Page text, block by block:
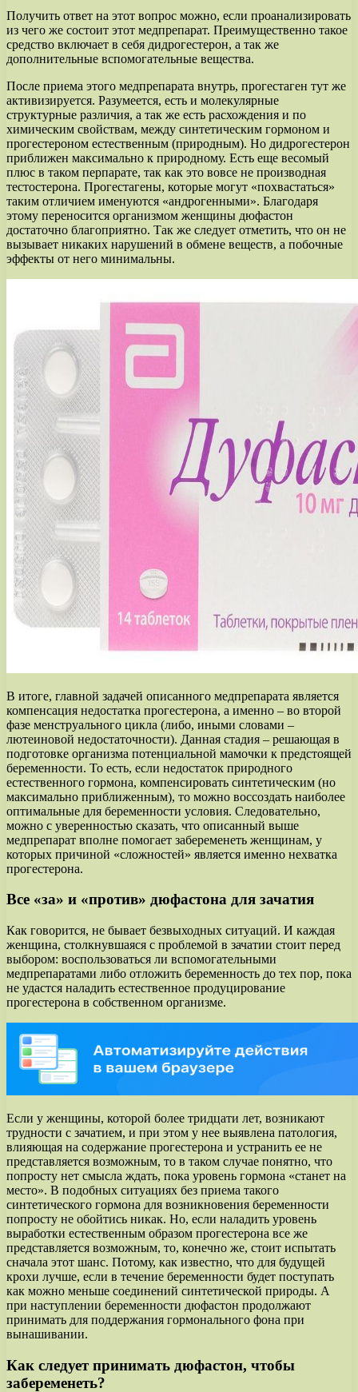
Получить ответ на этот вопрос можно, если проанализировать
из чего же состоит этот медпрепарат. Преимущественно такое
средство включает в себя дидрогестерон, а так же
дополнительные вспомогательные вещества.
После приема этого медпрепарата внутрь, прогестаген тут же
активизируется. Разумеется, есть и молекулярные
структурные различия, а так же есть расхождения и по
химическим свойствам, между синтетическим гормоном и
прогестероном естественным (природным). Но дидрогестерон
приближен максимально к природному. Есть еще весомый
плюс в таком перпарате, так как это вовсе не производная
тестостерона. Прогестагены, которые могут «похвастаться»
таким отличием именуются «андрогенными». Благодаря
этому переносится организмом женщины дюфастон
достаточно благоприятно. Так же следует отметить, что он не
вызывает никаких нарушений в обмене веществ, а побочные
эффекты от него минимальны.
В итоге, главной задачей описанного медпрепарата является
компенсация недостатка прогестерона, а именно – во второй
фазе менструального цикла (либо, иными словами –
лютеиновой недостаточности). Данная стадия – решающая в
подготовке организма потенциальной мамочки к предстоящей
беременности. То есть, если недостаток природного
естественного гормона, компенсировать синтетическим (но
максимально приближенным), то можно воссоздать наиболее
оптимальные для беременности условия. Следовательно,
можно с уверенностью сказать, что описанный выше
медпрепарат вполне помогает забеременеть женщинам, у
которых причиной «сложностей» является именно нехватка
прогестерона.
Все «за» и «против» дюфастона для зачатия
Как говорится, не бывает безвыходных ситуаций. И каждая
женщина, столкнувшаяся с проблемой в зачатии стоит перед
выбором: воспользоваться ли вспомогательными
медпрепаратами либо отложить беременность до тех пор, пока
не удастся наладить естественное продуцирование
прогестерона в собственном организме.
Если у женщины, которой более тридцати лет, возникают
трудности с зачатием, и при этом у нее выявлена патология,
влияющая на содержание прогестерона и устранить ее не
представляется возможным, то в таком случае понятно, что
попросту нет смысла ждать, пока уровень гормона «станет на
место». В подобных ситуациях без приема такого
синтетического гормона для возникновения беременности
попросту не обойтись никак. Но, если наладить уровень
выработки естественным образом прогестерона все же
представляется возможным, то, конечно же, стоит испытать
сначала этот шанс. Потому, как известно, что для будущей
крохи лучше, если в течение беременности будет поступать
как можно меньше соединений синтетической природы. А
при наступлении беременности дюфастон продолжают
принимать для поддержания гормонального фона при
вынашивании.
Как следует принимать дюфастон, чтобы
забеременеть?